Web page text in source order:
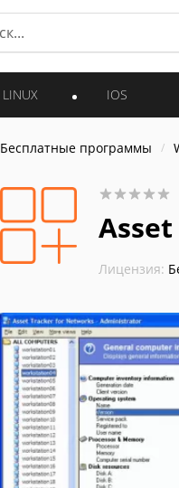
LINUX IOS
Бесплатные программы
Лицензия: